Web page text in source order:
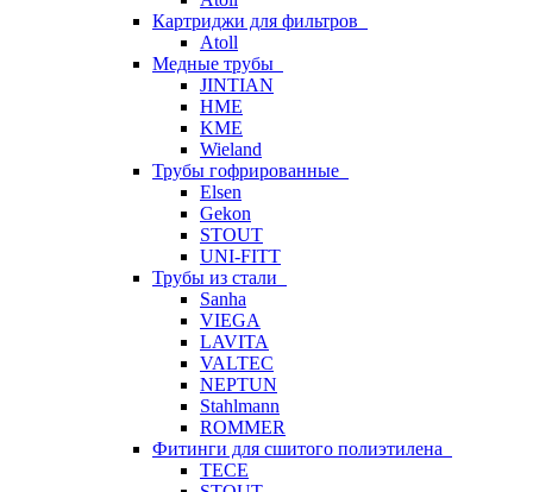
Картриджи для фильтров
Atoll
Медные трубы
JINTIAN
HME
KME
Wieland
Трубы гофрированные
Elsen
Gekon
STOUT
UNI-FITT
Трубы из стали
Sanha
VIEGA
LAVITA
VALTEC
NEPTUN
Stahlmann
ROMMER
Фитинги для сшитого полиэтилена
TECE